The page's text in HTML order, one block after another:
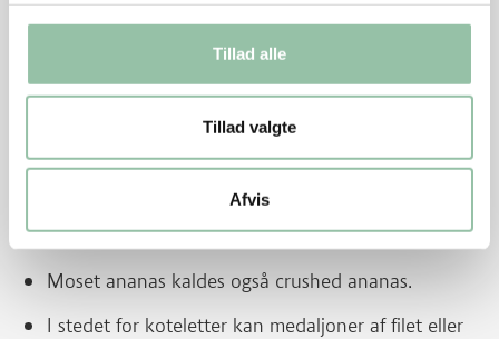
Tillad alle
Tillad valgte
Afvis
Pisk det sammen og kog det igennem.
Smag til med salt, peber og evt. lidt østerssauce.
Kom evt. ananasmosen i en skål og servér den til
Tips
Moset ananas kaldes også crushed ananas.
I stedet for koteletter kan medaljoner af filet eller